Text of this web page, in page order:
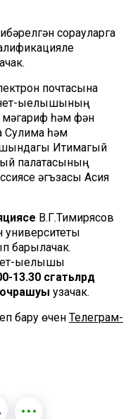
сорауларга
почтасына
җыелышының
һәм фән
Сулима һәм
Иҗтимагый
палатасының
әгъзасы Асия
В.Г.Тимирясов
университеты
барылачак.
җыелышы
13.30 сәгатьләрдә
очрашуы узачак.
бару өчен Телеграм-